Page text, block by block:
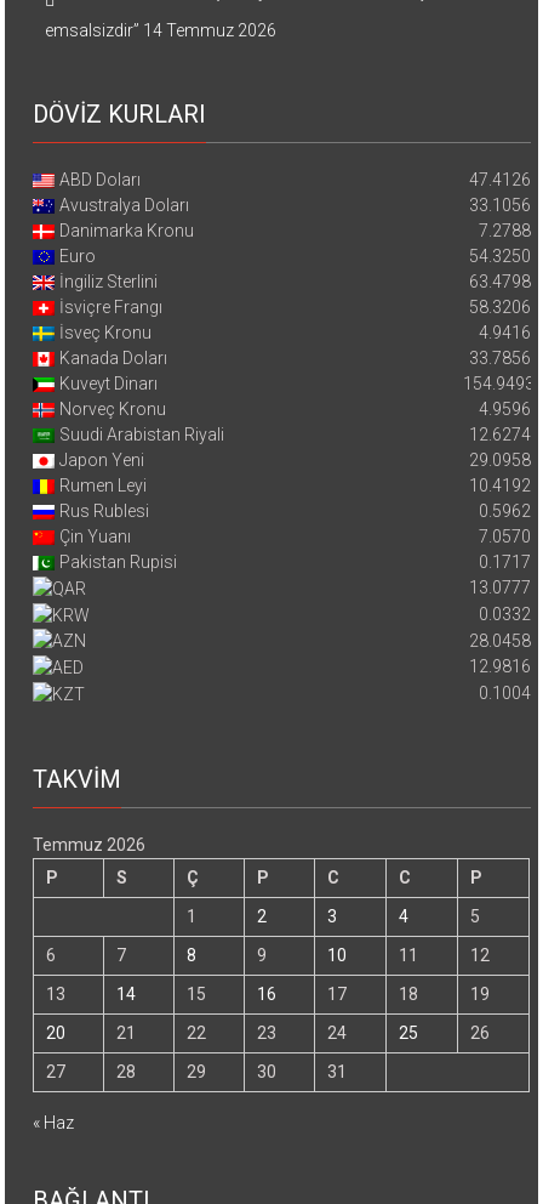
emsalsizdir” 14 Temmuz 2026
DÖVİZ KURLARI
ABD Doları
47.4126
Avustralya Doları
33.1056
Danimarka Kronu
7.2788
Euro
54.3250
İngiliz Sterlini
63.4798
İsviçre Frangı
58.3206
İsveç Kronu
4.9416
Kanada Doları
33.7856
Kuveyt Dinarı
154.9493
Norveç Kronu
4.9596
Suudi Arabistan Riyali
12.6274
Japon Yeni
29.0958
Rumen Leyi
10.4192
Rus Rublesi
0.5962
Çin Yuanı
7.0570
Pakistan Rupisi
0.1717
13.0777
0.0332
28.0458
12.9816
0.1004
TAKVİM
Temmuz 2026
P
S Ç P C C
P
1
2 3 4
5
6
7 8 9 10 11
12
13
14 15 16 17 18
19
20
21 22 23 24 25
26
27
28 29 30 31
« Haz